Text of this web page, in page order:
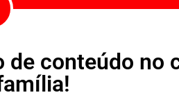
de conteúdo no